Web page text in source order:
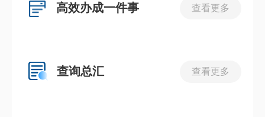
高效办成一件事 查看更多
查询总汇 查看更多